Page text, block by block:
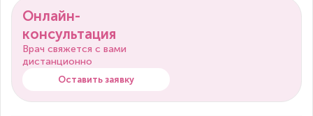
Онлайн-
консультация
Врач свяжется с вами
дистанционно
Оставить заявку